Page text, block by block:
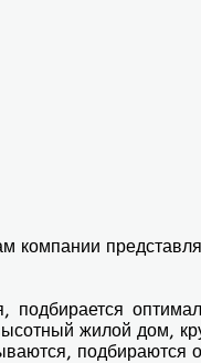
компании
жилой дом,
подбираются